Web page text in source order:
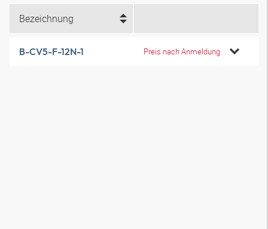
Bezeichnung
B-CV5-F-12N-1 Preis nach Anmeldung